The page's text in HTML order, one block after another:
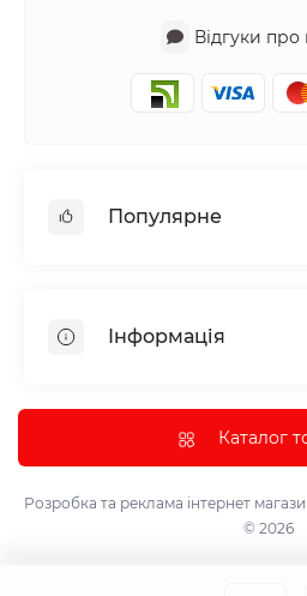
Відгуки про
Популярне
Все для автомобіля
Парасолька
Інструмент та обладнання
Лазерні проектори,
Інформація
Доставка та оплата
Політика конфіденційності
Умови використання
Каталог
Розробка та реклама інтернет
© 2026